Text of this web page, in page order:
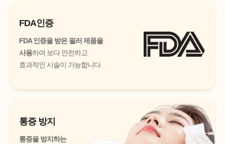
FDA인증
FDA 인증을 받은 필러 제품을
사용하여 보다 안전하고
효과적인 시술이 가능합니다.
통증 방지
통증을 방지하는